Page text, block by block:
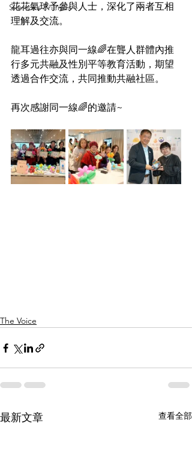
Silence’s Friends
花花氣球予參與人士，深化了兩者互相
理解及交流。
龍耳過往亦與同一線🌈在聾人群體內推
行多元共融及性別平等教育活動，期望
透過合作交流，共同推動共融社區。
再次感謝同一線🌈的邀請~
The Voice
最新文章 查看全部